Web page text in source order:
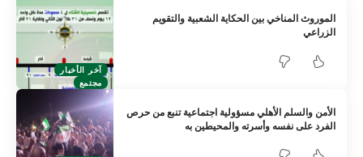
آخر الأخبار
مجتمع
الموروث المناخي بين الحكاية الشعبية والتقويم
الزراعي
الأمن والسلم الأهلي مسؤولية اجتماعية تنبع من حرص
الفرد على نفسه وأسرته والمحيطين به